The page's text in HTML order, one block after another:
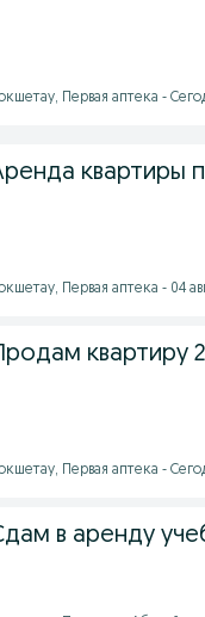
Первая аптека -
квартиры
Первая аптека - 04
квартиру
Первая аптека -
в аренду